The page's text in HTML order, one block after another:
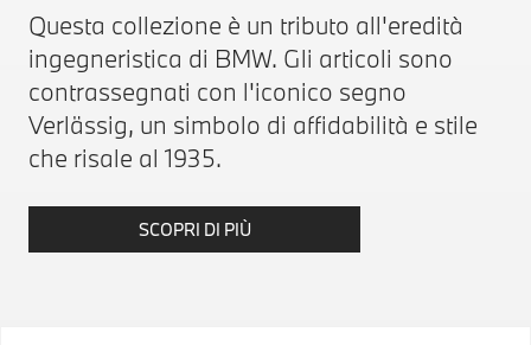
Questa collezione è un tributo all'eredità
ingegneristica di BMW. Gli articoli sono
contrassegnati con l'iconico segno
Verlässig, un simbolo di affidabilità e stile
che risale al 1935.
SCOPRI DI PIÙ